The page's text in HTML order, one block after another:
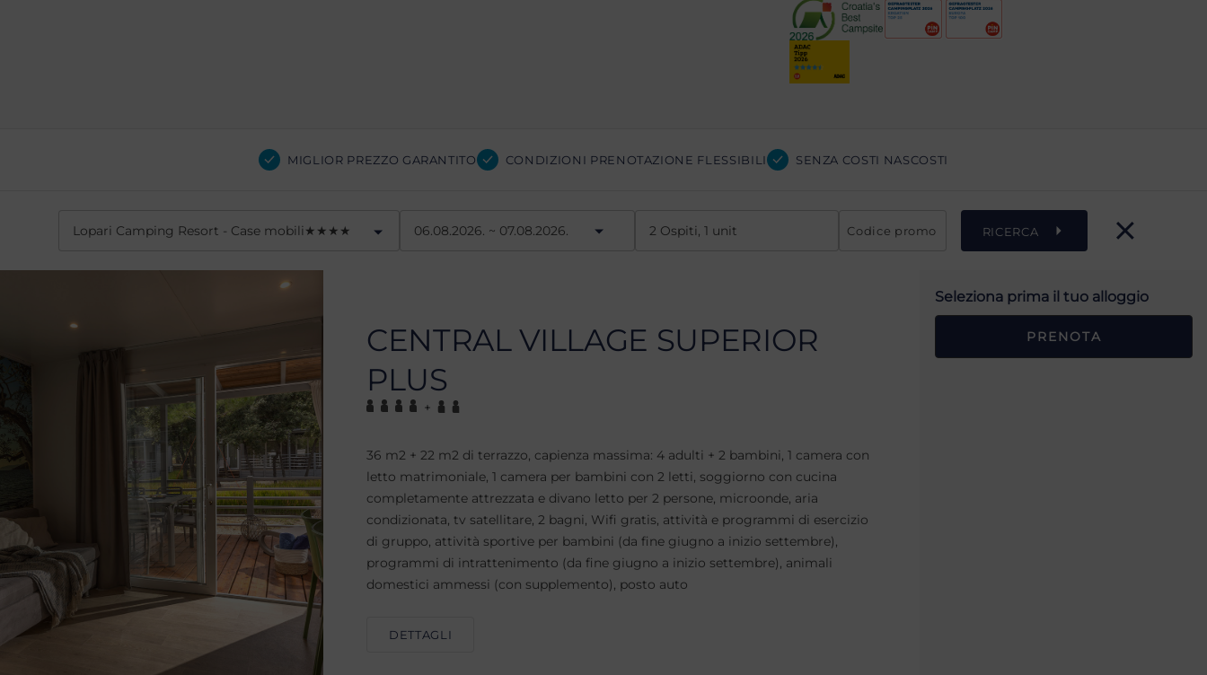
MIGLIOR PREZZO GARANTITO CONDIZIONI PRENOTAZIONE FLESSIBILI SENZA COSTI NASCOSTI
Lopari Camping Resort - Case mobili★ ★ ★ ★ Codice promo RICERCA
CENTRAL VILLAGE SUPERIOR
PLUS
+
36 m2 + 22 m2 di terrazzo, capienza massima: 4 adulti + 2 bambini, 1 camera con
letto matrimoniale, 1 camera per bambini con 2 letti, soggiorno con cucina
completamente attrezzata e divano letto per 2 persone, microonde, aria
condizionata, tv satellitare, 2 bagni, Wifi gratis, attività e programmi di esercizio
di gruppo, attività sportive per bambini (da fine giugno a inizio settembre),
programmi di intrattenimento (da fine giugno a inizio settembre), animali
domestici ammessi (con supplemento), posto auto
DETTAGLI
Seleziona prima il tuo alloggio
PRENOTA